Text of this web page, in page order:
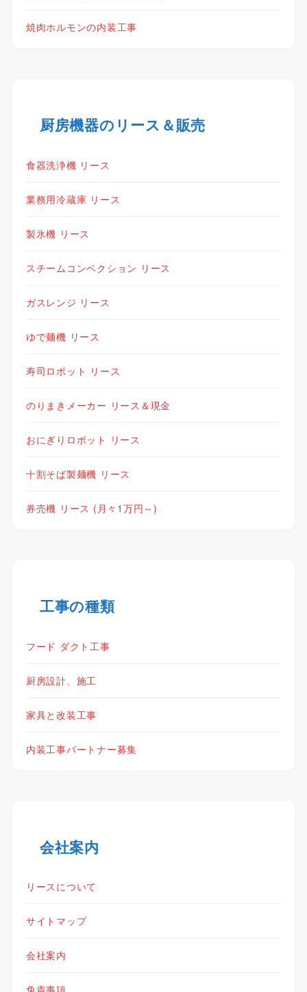
焼肉ホルモンの内装工事
厨房機器のリース＆販売
食器洗浄機 リース
業務用冷蔵庫 リース
製氷機 リース
スチームコンベクション リース
ガスレンジ リース
ゆで麺機 リース
寿司ロボット リース
のりまきメーカー リース＆現金
おにぎりロボット リース
十割そば製麺機 リース
券売機 リース (月々1万円～)
工事の種類
フード ダクト工事
厨房設計、施工
家具と改装工事
内装工事パートナー募集
会社案内
リースについて
サイトマップ
会社案内